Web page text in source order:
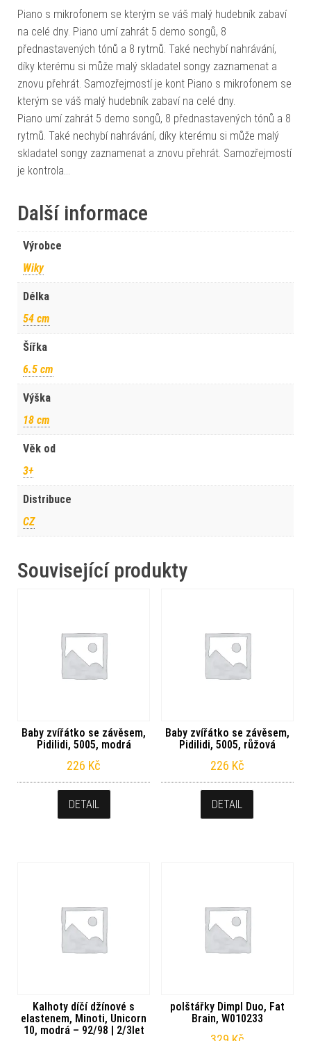
Piano s mikrofonem se kterým se váš malý hudebník zabaví
na celé dny. Piano umí zahrát 5 demo songů, 8
přednastavených tónů a 8 rytmů. Také nechybí nahrávání,
díky kterému si může malý skladatel songy zaznamenat a
znovu přehrát. Samozřejmostí je kont Piano s mikrofonem se
kterým se váš malý hudebník zabaví na celé dny.
Piano umí zahrát 5 demo songů, 8 přednastavených tónů a 8
rytmů. Také nechybí nahrávání, díky kterému si může malý
skladatel songy zaznamenat a znovu přehrát. Samozřejmostí
je kontrola…
Další informace
Výrobce
Wiky
Délka
54 cm
Šířka
6.5 cm
Výška
18 cm
Věk od
3+
Distribuce
CZ
Související produkty
Baby zvířátko se závěsem,
Pidilidi, 5005, modrá
226 Kč
DETAIL
Baby zvířátko se závěsem,
Pidilidi, 5005, růžová
226 Kč
DETAIL
Kalhoty díčí džínové s
elastenem, Minoti, Unicorn
10, modrá – 92/98 | 2/3let
polštářky Dimpl Duo, Fat
Brain, W010233